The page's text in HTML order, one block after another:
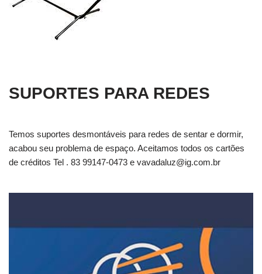
SUPORTES PARA REDES
Temos suportes desmontáveis para redes de sentar e dormir,
acabou seu problema de espaço. Aceitamos todos os cartões
de créditos Tel . 83 99147-0473 e vavadaluz@ig.com.br